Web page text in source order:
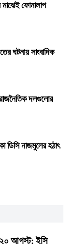
ফোনালাপ
ঘটনায় সাংবাদিক
দলগুলোর
ডিসি নাজমুলের হঠাৎ
২০ আগস্ট: ইসি